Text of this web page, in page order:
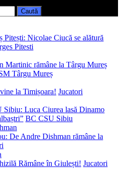
Pitești: Nicolae Ciucă se alătură
Pitesti
Martinic rămâne la Târgu Mureș
Târgu Mureș
la Timișoara! Jucatori
Sibiu: Luca Ciurea lasă Dinamo
BC CSU Sibiu
De Andre Dishman rămâne la
Rămâne în Giulești! Jucatori